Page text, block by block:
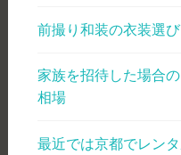
前撮り和装の衣装選び
家族を招待した場合
相場
最近では京都でレン